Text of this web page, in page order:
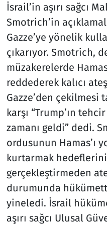
İsrail’in aşırı sağcı
Smotrich’in
Gazze’ye yönelik
çıkarıyor. Smotrich,
müzakerelerde
reddederek kalıcı
Gazze’den çekilmesi
karşı “Trump’ın
zamanı geldi” dedi.
ordusunun Hamas’ı
kurtarmak
gerçekleştirmeden
durumunda
yineledi. İsrail
aşırı sağcı Ulusal